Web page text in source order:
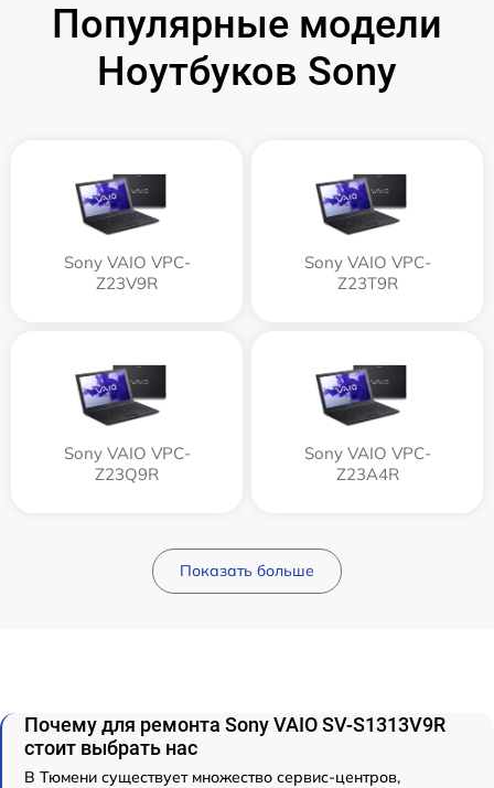
Популярные модели
Ноутбуков Sony
Sony VAIO VPC-
Z23V9R
Sony VAIO VPC-
Z23T9R
Sony VAIO VPC-
Z23Q9R
Sony VAIO VPC-
Z23A4R
Показать больше
Почему для ремонта Sony VAIO SV-S1313V9R
стоит выбрать нас
В Тюмени существует множество сервис-центров,